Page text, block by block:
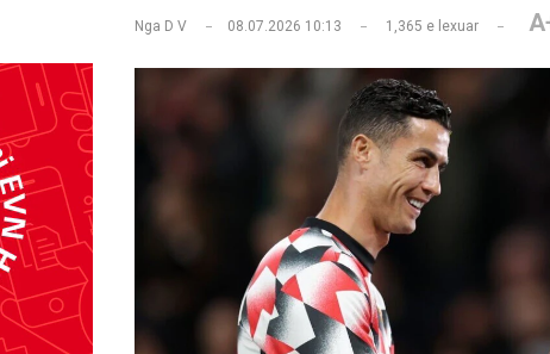
Nga D V 08.07.2026 10:13 1,365 e lexuar